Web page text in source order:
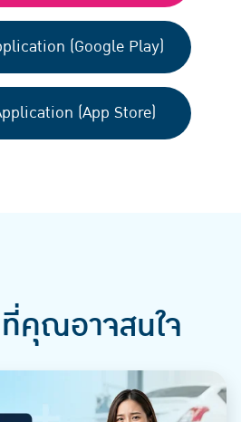
(Google Play)
(App Store)
คุณอาจสนใจ